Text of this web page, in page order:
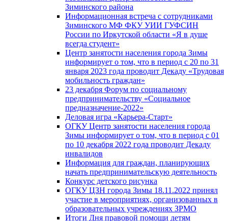
Зиминского района
Информационная встреча с сотрудниками
Зиминского МФ ФКУ УИИ ГУФСИН
России по Иркутской области «Я в душе
всегда студент»
Центр занятости населения города Зимы
информирует о том, что в период с 20 по 31
января 2023 года проводит Декаду «Трудовая
мобильность граждан»
23 декабря Форум по социальному
предпринимательству «Социальное
предназначение-2022»
Деловая игра «Карьера-Старт»
ОГКУ Центр занятости населения города
Зимы информирует о том, что в период с 01
по 10 декабря 2022 года проводит Декаду
инвалидов
Информация для граждан, планирующих
начать предпринимательскую деятельность
Конкурс детского рисунка
ОГКУ ЦЗН города Зимы 18.11.2022 принял
участие в мероприятиях, организованных в
образовательных учреждениях ЗРМО
Итоги Дня правовой помощи детям